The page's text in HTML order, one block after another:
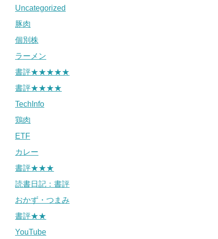
Uncategorized
豚肉
個別株
ラーメン
書評★★★★★
書評★★★★
TechInfo
鶏肉
ETF
カレー
書評★★★
読書日記：書評
おかず・つまみ
書評★★
YouTube